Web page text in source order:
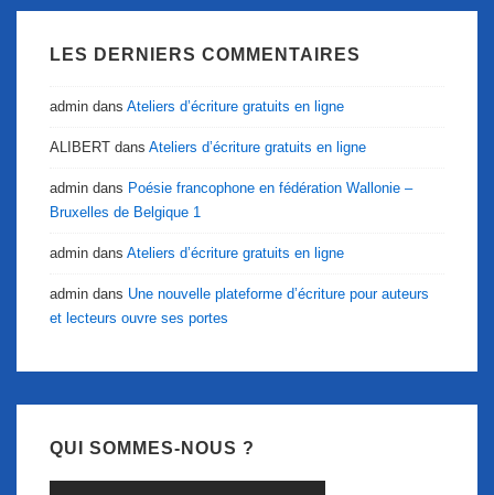
LES DERNIERS COMMENTAIRES
admin dans Ateliers d’écriture gratuits en ligne
ALIBERT dans Ateliers d’écriture gratuits en ligne
admin dans Poésie francophone en fédération Wallonie –
Bruxelles de Belgique 1
admin dans Ateliers d’écriture gratuits en ligne
admin dans Une nouvelle plateforme d’écriture pour auteurs
et lecteurs ouvre ses portes
QUI SOMMES-NOUS ?